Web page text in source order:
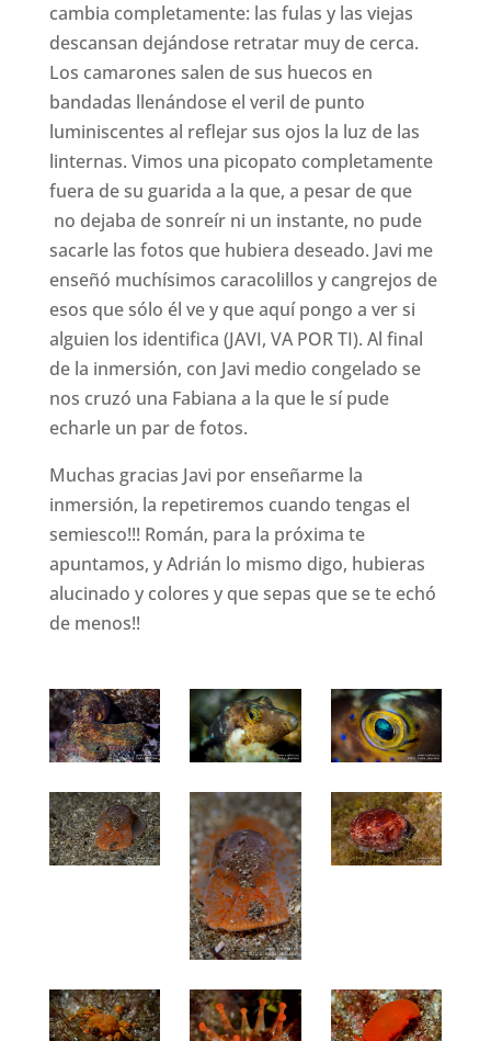
cambia completamente: las fulas y las viejas
descansan dejándose retratar muy de cerca.
Los camarones salen de sus huecos en
bandadas llenándose el veril de punto
luminiscentes al reflejar sus ojos la luz de las
linternas. Vimos una picopato completamente
fuera de su guarida a la que, a pesar de que
no dejaba de sonreír ni un instante, no pude
sacarle las fotos que hubiera deseado. Javi me
enseñó muchísimos caracolillos y cangrejos de
esos que sólo él ve y que aquí pongo a ver si
alguien los identifica (JAVI, VA POR TI). Al final
de la inmersión, con Javi medio congelado se
nos cruzó una Fabiana a la que le sí pude
echarle un par de fotos.
Muchas gracias Javi por enseñarme la
inmersión, la repetiremos cuando tengas el
semiesco!!! Román, para la próxima te
apuntamos, y Adrián lo mismo digo, hubieras
alucinado y colores y que sepas que se te echó
de menos!!